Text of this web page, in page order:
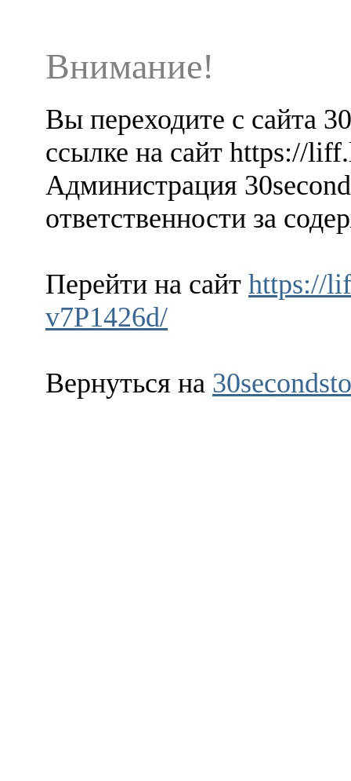
Внимание!
Вы переходите с сайта
ссылке на сайт https://
Администрация
ответственности за
Перейти на сайт https://
v7P1426d/
Вернуться на